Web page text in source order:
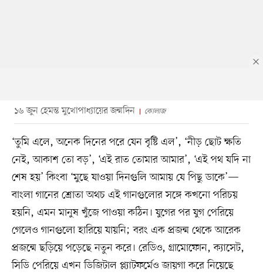
১৬ জুন হেমন্ত মুখোপাধ্যায়ের জন্মদিন কোলাজ
‘তুমি এলে, অনেক দিনের পরে যেন বৃষ্টি এল’, ‘নীড় ছোট ক্ষতি
নেই, আকাশ তো বড়’, ‘এই রাত তোমার আমার’, ‘এই পথ যদি না
শেষ হয়’ কিংবা ‘মুছে যাওয়া দিনগুলি আমায় যে পিছু ডাকে’—
বাংলা গানের শ্রোতা অথচ এই গানগুলোর সঙ্গে কখনো পরিচয়
হয়নি, এমন মানুষ খুঁজে পাওয়া কঠিন। যুগের পর যুগ পেরিয়ে
গেলেও গানগুলো হারিয়ে যায়নি; বরং এক প্রজন্ম থেকে আরেক
প্রজন্মে ছড়িয়ে পড়েছে নতুন করে। রেডিও, গ্রামোফোন, ক্যাসেট,
সিডি পেরিয়ে এখন ডিজিটাল প্ল্যাটফর্মেও জায়গা করে নিয়েছে